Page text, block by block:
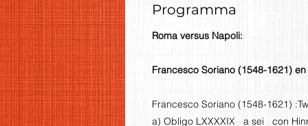
Programma
Roma versus Napoli:
Francesco Soriano (1548-1621)
Francesco Soriano (1548-1621)
a) Obligo LXXXXIX a sei con